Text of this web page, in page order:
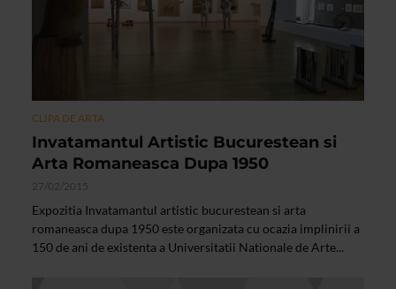
CLIPA DE ARTA
Invatamantul Artistic Bucurestean si
Arta Romaneasca Dupa 1950
27/02/2015
Expozitia Invatamantul artistic bucurestean si arta
romaneasca dupa 1950 este organizata cu ocazia implinirii a
150 de ani de existenta a Universitatii Nationale de Arte...